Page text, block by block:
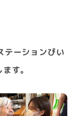
ーションぴい
す。